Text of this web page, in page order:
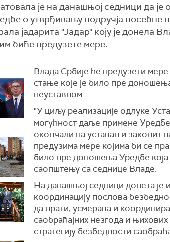
је на данашњој седници да је
о утврђивању подручја посебне
јадарита "Јадар" коју је донела
биће предузете мере.
Влада Србије ће предузети
стање које је било пре
неуставном.
"У циљу реализације одлуке
могућност даље примене
окончали на уставан и
предузима мере којима би се
било пре доношења Уредбе која
саопштењу са седнице Владе.
На данашњој седници донета је
координацију послова
да прати, усмерава и
саобраћајних незгода и
стратегију безбедности caoб